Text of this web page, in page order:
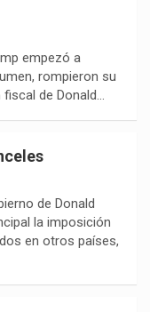
empezó a
rompieron su
de Donald…
de Donald
la imposición
en otros países,